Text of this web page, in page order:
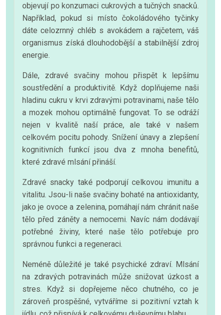
objevují po konzumaci cukrových a tučných snacků.
Například, pokud si místo čokoládového tyčinky
dáte celozrnný chléb s avokádem a rajčetem, váš
organismus získá dlouhodobější a stabilnější zdroj
energie.
Dále, zdravé svačiny mohou přispět k lepšímu
soustředění a produktivitě. Když doplňujeme naši
hladinu cukru v krvi zdravými potravinami, naše tělo
a mozek mohou optimálně fungovat. To se odráží
nejen v kvalitě naší práce, ale také v našem
celkovém pocitu pohody. Snížení únavy a zlepšení
kognitivních funkcí jsou dva z mnoha benefitů,
které zdravé mlsání přináší.
Zdravé snacky také podporují celkovou imunitu a
vitalitu. Jsou-li naše svačiny bohaté na antioxidanty,
jako je ovoce a zelenina, pomáhají nám chránit naše
tělo před záněty a nemocemi. Navíc nám dodávají
potřebné živiny, které naše tělo potřebuje pro
správnou funkci a regeneraci.
Neméně důležité je také psychické zdraví. Mlsání
na zdravých potravinách může snižovat úzkost a
stres. Když si dopřejeme něco chutného, co je
zároveň prospěšné, vytváříme si pozitivní vztah k